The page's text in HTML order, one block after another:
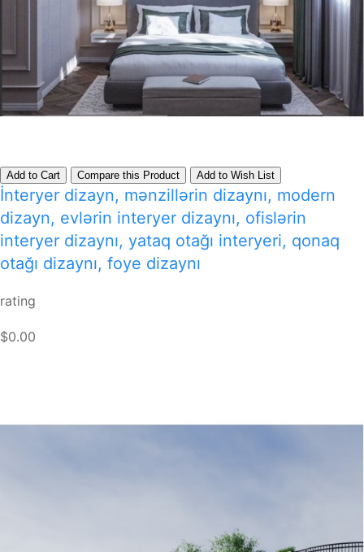
Add to Cart Compare this Product Add to Wish List
İnteryer dizayn, mənzillərin dizaynı, modern
dizayn, evlərin interyer dizaynı, ofislərin
interyer dizaynı, yataq otağı interyeri, qonaq
otağı dizaynı, foye dizaynı
rating
$0.00